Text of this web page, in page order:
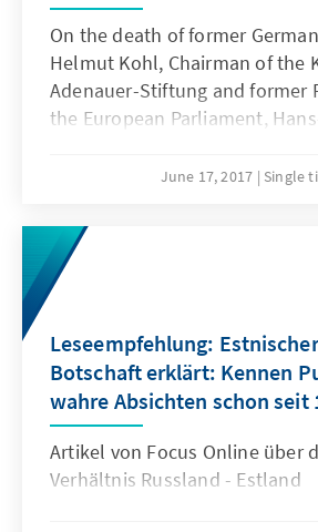
On the death of former
Helmut Kohl, Chairman of the
Adenauer-Stiftung and former
the European Parliament,
June 17, 2017 Single
Leseempfehlung: Estnischer
Botschaft erklärt: Kennen
wahre Absichten schon seit
Artikel von Focus Online über
Verhältnis Russland - Estland